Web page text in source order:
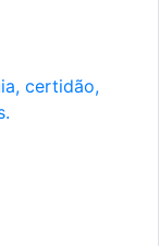
certidão,